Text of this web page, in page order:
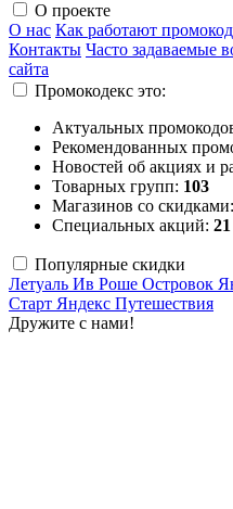
О проекте
О нас Как работают
Контакты Часто задаваемые
сайта
Промокодекс это:
Актуальных
Рекомендованных
Новостей об акциях и
Товарных групп: 103
Магазинов со скидками:
Специальных акций: 21
Популярные скидки
Летуаль Ив Роше Островок
Старт Яндекс Путешествия
Дружите с нами!